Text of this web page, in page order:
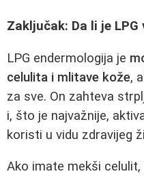
Zaključak: Da li je
LPG endermologija je
celulita i mlitave kože,
za sve. On zahteva
i, što je najvažnije,
koristi u vidu zdravijeg
Ako imate mekši